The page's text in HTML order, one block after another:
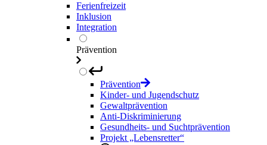
Ferienfreizeit
Inklusion
Integration
Prävention
Prävention
Kinder- und Jugendschutz
Gewaltprävention
Anti-Diskriminierung
Gesundheits- und Suchtprävention
Projekt „Lebensretter“